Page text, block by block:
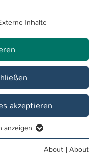
Inhalte
akzeptieren
Funktionen
anzeigen
About | About